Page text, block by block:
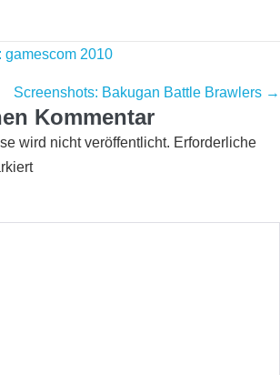
2010
Screenshots: Bakugan Battle Brawlers →
Kommentar
wird nicht veröffentlicht. Erforderliche